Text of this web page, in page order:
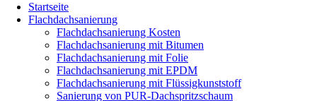
überspringen
Startseite
Flachdachsanierung
Flachdachsanierung Kosten
Flachdachsanierung mit Bitumen
Flachdachsanierung mit Folie
Flachdachsanierung mit EPDM
Flachdachsanierung mit Flüssigkunststoff
Sanierung von PUR-Dachspritzschaum